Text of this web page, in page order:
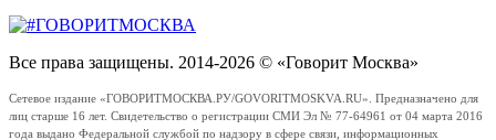
Все права защищены. 2014-2026 © «Говорит Москва»
Сетевое издание «ГОВОРИТМОСКВА.РУ/GOVORITMOSKVA.RU». Предназначено для
лиц старше 16 лет. Свидетельство о регистрации СМИ Эл № 77-64961 от 04 марта 2016
года выдано Федеральной службой по надзору в сфере связи, информационных